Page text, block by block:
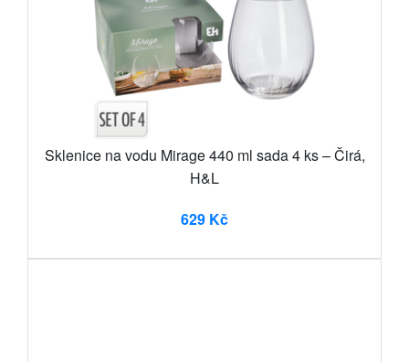
Sklenice na vodu Mirage 440 ml sada 4 ks – Čirá,
H&L
629 Kč